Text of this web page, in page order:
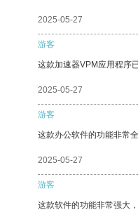
2025-05-27
游客
这款加速器VPM应用程序
2025-05-27
游客
这款办公软件的功能非常
2025-05-27
游客
这款软件的功能非常强大